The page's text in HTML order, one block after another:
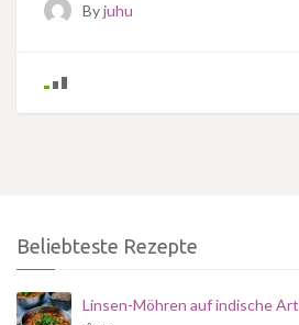
Byjuhu
Beliebteste Rezepte
Linsen-Möhren auf indische Art